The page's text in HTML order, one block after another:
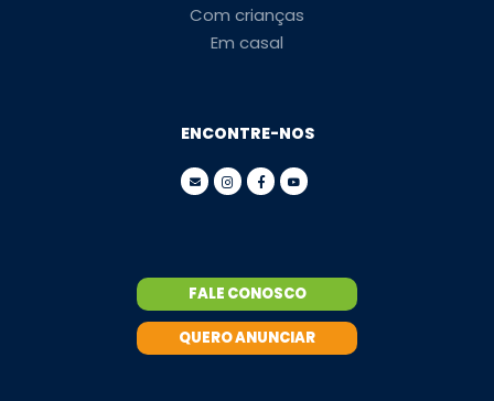
Com crianças
Em casal
ENCONTRE-NOS
FALE CONOSCO
QUERO ANUNCIAR